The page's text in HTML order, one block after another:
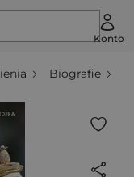
Konto
Biografie